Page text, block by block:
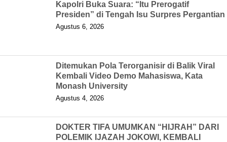
Kapolri Buka Suara: “Itu Prerogatif
Presiden” di Tengah Isu Surpres Pergantian
Agustus 6, 2026
Ditemukan Pola Terorganisir di Balik Viral
Kembali Video Demo Mahasiswa, Kata
Monash University
Agustus 4, 2026
DOKTER TIFA UMUMKAN “HIJRAH” DARI
POLEMIK IJAZAH JOKOWI, KEMBALI